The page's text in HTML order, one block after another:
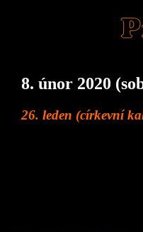
8. únor 2020
26. leden (církevní